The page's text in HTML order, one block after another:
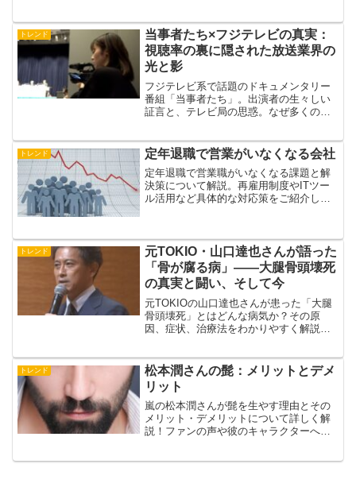
トレンド
当事者たち×フジテレビの真実：
視聴率の裏に隠された放送業界の
光と影
フジテレビ系で話題のドキュメンタリー
番組「当事者たち」。出演者の生々しい
証言と、テレビ局の思惑。なぜ多くの視
トレンド 定年退職で営業がいなくなる会社
定年退職で営業職がいなくなる課題と解
決策について解説。再雇用制度やITツー
ル活用など具体的な対応策をご紹介しま
トレンド
元TOKIO・山口達也さんが語った
「骨が腐る病」——大腿骨頭壊死
の真実と闘い、そして今
元TOKIOの山口達也さんが患った「大腿
骨頭壊死」とはどんな病気か？その原
因、症状、治療法をわかりやすく解説。
トレンド
松本潤さんの髭：メリットとデメ
リット
嵐の松本潤さんが髭を生やす理由とその
メリット・デメリットについて詳しく解
説！ファンの声や彼のキャラクターへの